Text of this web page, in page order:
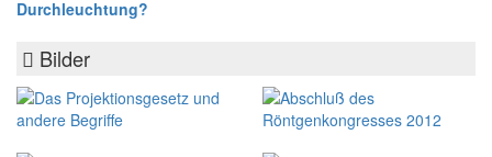
Durchleuchtung?
Bilder